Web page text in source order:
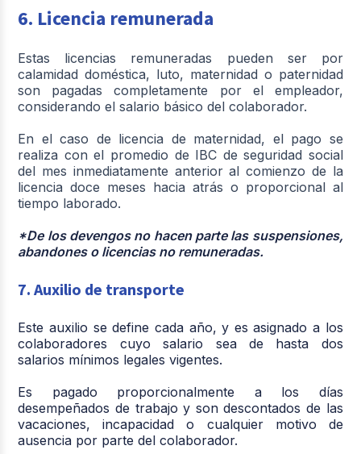
6. Licencia remunerada
Estas licencias remuneradas pueden ser por
calamidad doméstica, luto, maternidad o paternidad
son pagadas completamente por el empleador,
considerando el salario básico del colaborador.
En el caso de licencia de maternidad, el pago se
realiza con el promedio de IBC de seguridad social
del mes inmediatamente anterior al comienzo de la
licencia doce meses hacia atrás o proporcional al
tiempo laborado.
*De los devengos no hacen parte las suspensiones,
abandones o licencias no remuneradas.
7. Auxilio de transporte
Este auxilio se define cada año, y es asignado a los
colaboradores cuyo salario sea de hasta dos
salarios mínimos legales vigentes.
Es pagado proporcionalmente a los días
desempeñados de trabajo y son descontados de las
vacaciones, incapacidad o cualquier motivo de
ausencia por parte del colaborador.